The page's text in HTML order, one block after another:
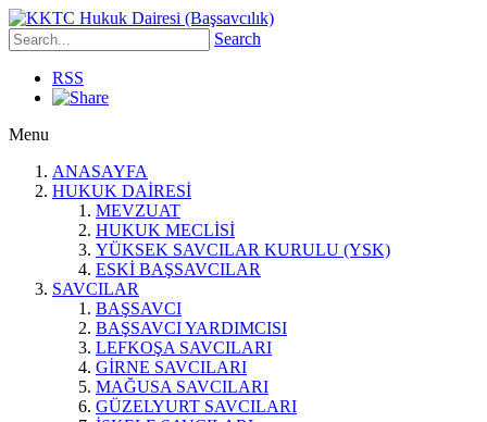
Search
RSS
Menu
ANASAYFA
HUKUK DAİRESİ
MEVZUAT
HUKUK MECLİSİ
YÜKSEK SAVCILAR KURULU (YSK)
ESKİ BAŞSAVCILAR
SAVCILAR
BAŞSAVCI
BAŞSAVCI YARDIMCISI
LEFKOŞA SAVCILARI
GİRNE SAVCILARI
MAĞUSA SAVCILARI
GÜZELYURT SAVCILARI